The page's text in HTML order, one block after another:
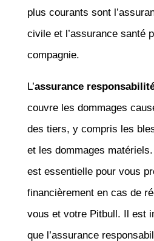
plus courants sont
civile et l’assurance santé
compagnie.
L’assurance
couvre les dommages
des tiers, y compris les
et les dommages
est essentielle pour vous
financièrement en cas de
vous et votre Pitbull. Il est
que l’assurance